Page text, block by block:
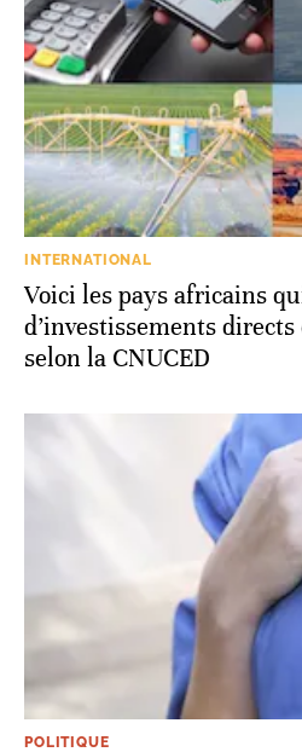
INTERNATIONAL
Voici les pays africains
d’investissements
selon la CNUCED
POLITIQUE